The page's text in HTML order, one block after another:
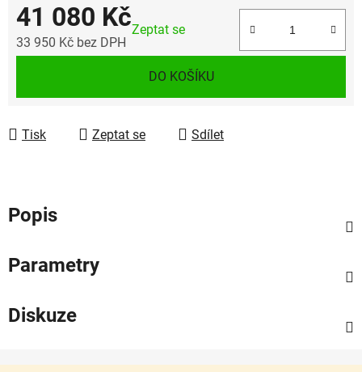
41 080 Kč
33 950 Kč bez DPH
Zeptat se
DO KOŠÍKU
Tisk Zeptat se Sdílet
Popis
Parametry
Diskuze